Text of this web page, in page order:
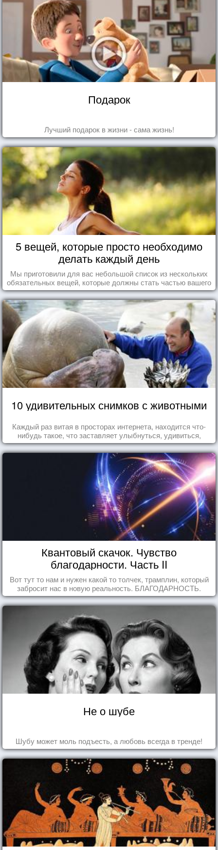
Подарок
Лучший подарок в жизни - сама жизнь!
5 вещей, которые просто необходимо
делать каждый день
Мы приготовили для вас небольшой список из нескольких
обязательных вещей, которые должны стать частью вашего
дня.
10 удивительных снимков с животными
Каждый раз витая в просторах интернета, находится что-
нибудь такое, что заставляет улыбнуться, удивиться,
восхититься...
Квантовый скачок. Чувство
благодарности. Часть II
Вот тут то нам и нужен какой то толчек, трамплин, который
забросит нас в новую реальность. БЛАГОДАРНОСТЬ.
Не о шубе
Шубу может моль подъесть, а любовь всегда в тренде!